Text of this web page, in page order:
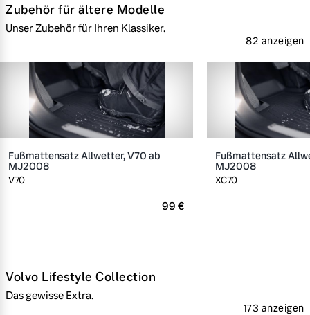
Zubehör für ältere Modelle
Unser Zubehör für Ihren Klassiker.
82 anzeigen
Fußmattensatz Allwetter, V70 ab
MJ2008
V70
99 €
Fußmattensatz
MJ2008
XC70
Volvo Lifestyle Collection
Das gewisse Extra.
173 anzeigen